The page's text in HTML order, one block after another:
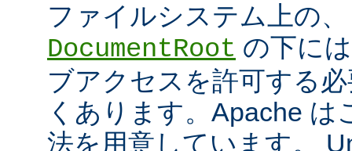
ファイルシステム上の
DocumentRoot の下に
ブアクセスを許可する
くあります。Apache は
法を用意しています。